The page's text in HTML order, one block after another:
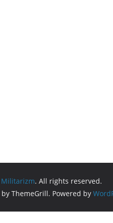
Militarizm. All rights reserved.
by ThemeGrill. Powered by